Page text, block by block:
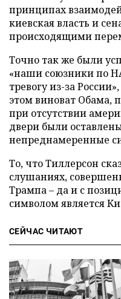
принципах
киевская власть и
происходящими
Точно так же были
«наши союзники по
тревогу из-за
этом виноват Обама,
при отсутствии
двери были
непреднамеренные
То, что Тиллерсон
слушаниях,
Трампа – да и с
символом является
СЕЙЧАС ЧИТАЮТ